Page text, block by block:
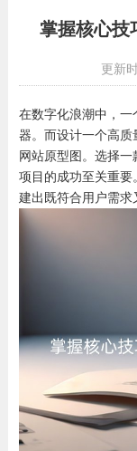
掌握核心技
更新
在数字化浪潮中，
器。而设计一个高质
网站原型图。选择
项目的成功至关重要
建出既符合用户需求